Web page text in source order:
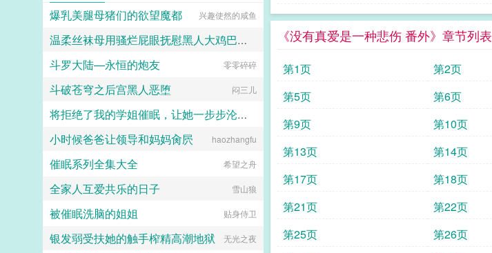
《没有真爱是一种悲伤 番外》章节列表
第1页 第2页
第5页
第6页
第9页
第10页
第13页
第14页
第17页
第18页
第21页
第22页
第25页
第26页
爆乳美腿母猪们的欲望魔都
兴趣使然的咸鱼
温柔丝袜母用骚烂屁眼抚慰黑人大鸡巴的淫乱群交摄影记录
佚名
斗罗大陆—永恒的炮友 零零碎碎
斗破苍穹之后宫黑人恶堕 闷三儿
将拒绝了我的学姐催眠，让她一步步沦陷为我的母狗（把背叛自己的学姐变成对自己忠心耿耿的母狗）
jiuliang
小时候爸爸让领导和妈妈肏屄 haozhangfu
催眠系列全集大全 希望之舟
全家人互爱共乐的日子 雪山狼
被催眠洗脑的姐姐 贴身侍卫
银发弱受扶她的触手榨精高潮地狱 无光之夜